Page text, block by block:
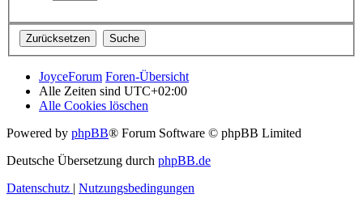
JoyceForum Foren-Übersicht
Alle Zeiten sind UTC+02:00
Alle Cookies löschen
Powered by phpBB® Forum Software © phpBB Limited
Deutsche Übersetzung durch phpBB.de
Datenschutz | Nutzungsbedingungen